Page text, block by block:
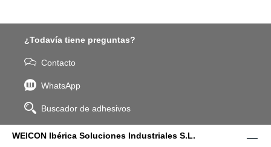
¿Todavía tiene preguntas?
Contacto
WhatsApp
Buscador de adhesivos
WEICON Ibérica Soluciones Industriales S.L.